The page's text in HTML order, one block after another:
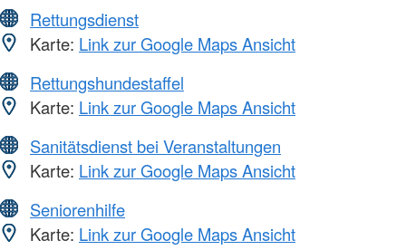
Rettungsdienst
Karte: Link zur Google Maps Ansicht
Rettungshundestaffel
Karte: Link zur Google Maps Ansicht
Sanitätsdienst bei Veranstaltungen
Karte: Link zur Google Maps Ansicht
Seniorenhilfe
Karte: Link zur Google Maps Ansicht